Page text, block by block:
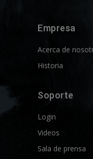
Empresa
Acerca de
Historia
Soporte
Login
Videos
Sala de prensa